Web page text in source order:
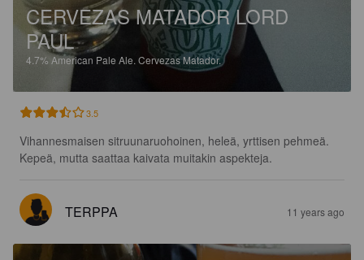
CERVEZAS MATADOR LORD
PAUL
4.7% American Pale Ale. Cervezas Matador.
3.5
Vihannesmaisen sitruunaruohoinen, heleä, yrttisen pehmeä.
Kepeä, mutta saattaa kaivata muitakin aspekteja.
TERPPA 11 years ago